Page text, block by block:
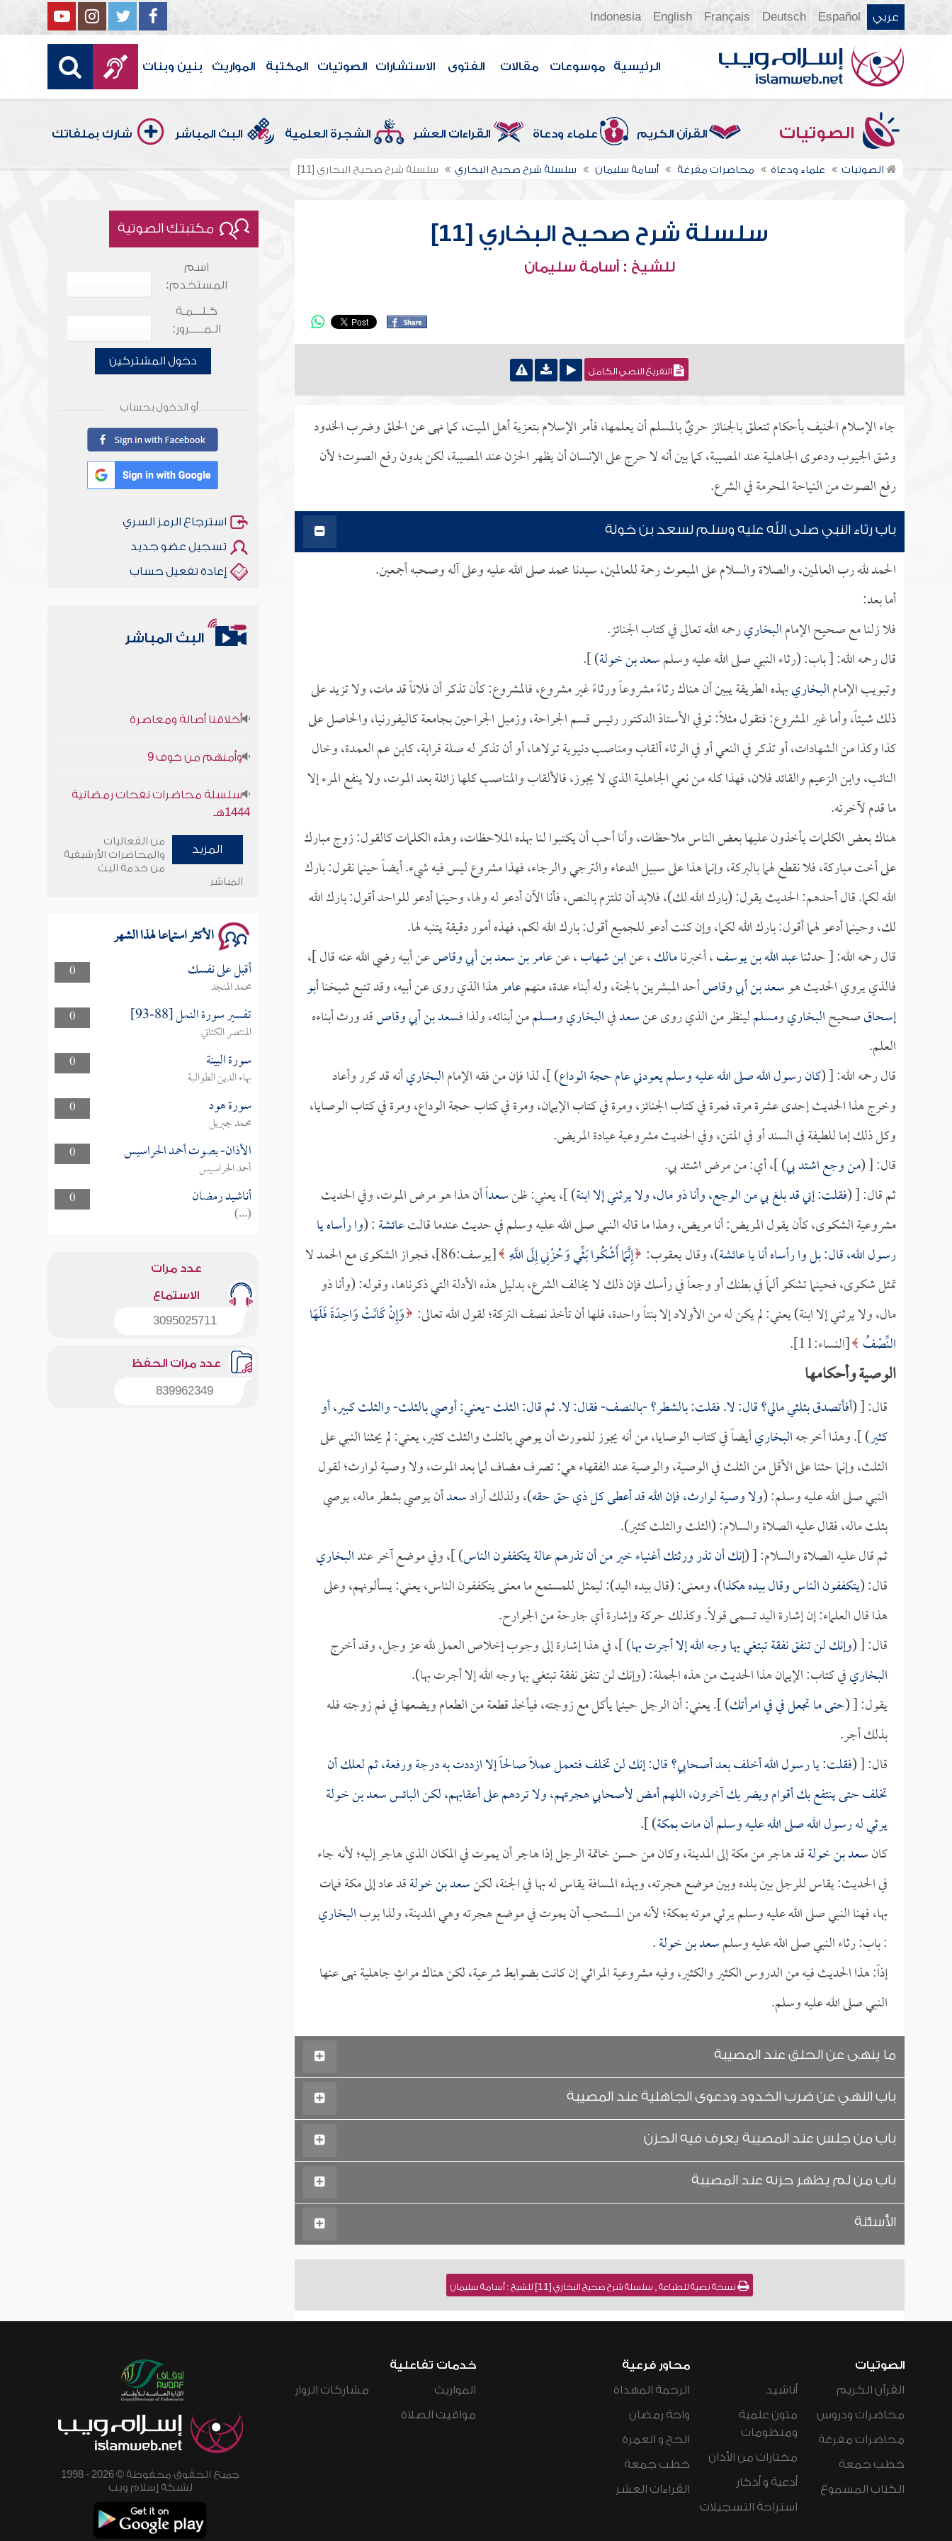
عربي Español
Deutsch
Français
English
Indonesia
الرئيسية موسوعات مقالات الفتوى الاستشارات الصوتيات المكتبة المواريث بنين وبنات
الصوتيات القرآن الكريم علماء ودعاة القراءات العشر الشجرة العلمية البث المباشر شارك بملفاتك
الصوتيات علماء ودعاة محاضرات مفرغة أسامة سليمان سلسلة شرح صحيح البخاري سلسلة شرح صحيح البخاري [11]
سلسلة شرح صحيح البخاري [11]
للشيخ : أسامة سليمان
التفريغ النصي الكامل
جاء الإسلام الحنيف بأحكام تتعلق بالجنائز حريٌ بالمسلم أن يعلمها، فأمر الإسلام بتعزية أهل الميت، كما نهى عن الحلق وضرب الخدود
وشق الجيوب ودعوى الجاهلية عند المصيبة، كما بين أنه لا حرج على الإنسان أن يظهر الحزن عند المصيبة، لكن بدون رفع الصوت؛ لأن
رفع الصوت من النياحة المحرمة في الشرع.
باب رثاء النبي صلى الله عليه وسلم لسعد بن خولة
الحمد لله رب العالمين، والصلاة والسلام على المبعوث رحمة للعالمين، سيدنا محمد صلى الله عليه وعلى آله وصحبه أجمعين.
أما بعد:
فلا زلنا مع صحيح الإمامالبخاريرحمه الله تعالى في كتاب الجنائز.
قال رحمه الله: [ باب: (رثاء النبي صلى الله عليه وسلمسعد بن خولة) ].
وتبويب الإمامالبخاريبهذه الطريقة يبين أن هناك رثاءً مشروعاً ورثاءً غير مشروع، فالمشروع: كأن تذكر أن فلاناً قد مات، ولا تزيد على
ذلك شيئاً، وأما غير المشروع: فتقول مثلاً: توفي الأستاذ الدكتور رئيس قسم الجراحة، وزميل الجراحين بجامعة كاليفورنيا، والحاصل على
كذا وكذا من الشهادات، أو تذكر في النعي أو في الرثاء ألقاب ومناصب دنيوية تولاها، أو أن تذكر له صلة قرابة، كابن عم العمدة، وخال
النائب، وابن الزعيم والقائد فلان، فهذا كله من نعي الجاهلية الذي لا يجوز، فالألقاب والمناصب كلها زائلة بعد الموت، ولا ينفع المرء إلا
ما قدم لآخرته.
هناك بعض الكلمات يأخذون عليها بعض الناس ملاحظات، وأنا أحب أن يكتبوا لنا بهذه الملاحظات، وهذه الكلمات كالقول: زوج مبارك
على أخت مباركة، فلا نقطع لهما بالبركة، وإنما هذا على سبيل الدعاء والترجي والرجاء، فهذا مشروع ليس فيه شيء. أيضاً حينما نقول: بارك
الله لكما. قال أحدهم: الحديث يقول: (بارك الله لك)، فلابد أن تلتزم بالنص، فأنا الآن أدعو له ولها، وحينما أدعو للواحد أقول: بارك الله
لك، وحينما أدعو لهما أقول: بارك الله لكما، وإن كنت أدعو للجميع أقول: بارك الله لكم، فهذه أمور دقيقة يتنبه لها.
قال رحمه الله: [ حدثناعبد الله بن يوسف، أخبرنامالك، عنابن شهاب، عنعامر بن سعد بن أبي وقاصعن أبيه رضي الله عنه قال ]،
فالذي يروي الحديث هوسعد بن أبي وقاصأحد المبشرين بالجنة، وله أبناء عدة، منهمعامرهذا الذي روى عن أبيه، وقد تتبع شيخناأبو
إسحاقصحيحالبخاريومسلملينظر من الذي روى عنسعدفيالبخاريومسلممن أبنائه، ولذا فـسعد بن أبي وقاصقد ورث أبناءه
العلم.
قال رحمه الله: [ (كان رسول الله صلى الله عليه وسلم يعودني عام حجة الوداع) ]، لذا فإن من فقه الإمامالبخاريأنه قد كرر وأعاد
وخرج هذا الحديث إحدى عشرة مرة، فمرة في كتاب الجنائز، ومرة في كتاب الإيمان، ومرة في كتاب حجة الوداع، ومرة في كتاب الوصايا،
وكل ذلك إما للطيفة في السند أو في المتن، وفي الحديث مشروعية عيادة المريض.
قال: [ (من وجع اشتد بي) ]، أي: من مرض اشتد بي.
ثم قال: [ (فقلت: إني قد بلغ بي من الوجع، وأنا ذو مال، ولا يرثني إلا ابنة) ]، يعني: ظنسعداًأن هذا هو مرض الموت، وفي الحديث
مشروعية الشكوى، كأن يقول المريض: أنا مريض، وهذا ما قاله النبي صلى الله عليه وسلم في حديث عندما قالتعائشة: (وا رأساه يا
رسول الله، قال: بل وا رأساه أنا ياعائشة)، وقال يعقوب: إِنَّمَا أَشْكُوا بَثِّي وَحُزْنِي إِلَى اللَّهِ
[يوسف:86]، فجواز الشكوى مع الحمد لا
تمثل شكوى، فحينما تشكو ألماً في بطنك أو وجعاً في رأسك فإن ذلك لا يخالف الشرع، بدليل هذه الأدلة التي ذكرناها، وقوله: (وأنا ذو
مال، ولا يرثني إلا ابنة) يعني: لم يكن له من الأولاد إلا بنتاً واحدة، فلها أن تأخذ نصف التركة؛ لقول الله تعالى: وَإِنْ كَانَتْ وَاحِدَةً فَلَهَا
النِّصْفُ [النساء:11].
الوصية وأحكامها
قال: [ (أفأتصدق بثلثي مالي؟ قال: لا. فقلت: بالشطر؟ -بالنصف- فقال: لا. ثم قال: الثلث -يعني: أوصي بالثلث- والثلث كبير، أو
كثير) ]. وهذا أخرجهالبخاريأيضاً في كتاب الوصايا، من أنه يجوز للمورث أن يوصي بالثلث والثلث كثير، يعني: لم يحثنا النبي على
الثلث، وإنما حثنا على الأقل من الثلث في الوصية، والوصية عند الفقهاء هي: تصرف مضاف لما بعد الموت، ولا وصية لوارث؛ لقول
النبي صلى الله عليه وسلم: (ولا وصية لوارث، فإن الله قد أعطى كل ذي حق حقه)، ولذلك أرادسعدأن يوصي بشطر ماله، يوصي
بثلث ماله، فقال عليه الصلاة والسلام: (الثلث والثلث كثير).
ثم قال عليه الصلاة والسلام: [ (إنك أن تذر ورثتك أغنياء خير من أن تذرهم عالة يتكففون الناس) ]، وفي موضع آخر عندالبخاري
قال: (يتكففون الناس وقال بيده هكذا)، ومعنى: (قال بيده اليد): ليمثل للمستمع ما معنى يتكففون الناس، يعني: يسألونهم، وعلى
هذا قال العلماء: إن إشارة اليد تسمى قولاً. وكذلك حركة وإشارة أي جارحة من الجوارح.
قال: [ (وإنك لن تنفق نفقة تبتغي بها وجه الله إلا أجرت بها) ]، في هذا إشارة إلى وجوب إخلاص العمل لله عز وجل، وقد أخرج
البخاريفي كتاب: الإيمان هذا الحديث من هذه الجملة: (وإنك لن تنفق نفقة تبتغي بها وجه الله إلا أجرت بها).
يقول: [ (حتى ما تجعل في في امرأتك) ]. يعني: أن الرجل حينما يأكل مع زوجته، فيأخذ قطعة من الطعام ويضعها في فم زوجته فله
بذلك أجر.
قال: [ (فقلت: يا رسول الله أخلف بعد أصحابي؟ قال: إنك لن تخلف فتعمل عملاً صالحاً إلا ازددت به درجة ورفعة، ثم لعلك أن
تخلف حتى ينتفع بك أقوام ويضر بك آخرون، اللهم أمض لأصحابي هجرتهم، ولا تردهم على أعقابهم، لكن البائسسعد بن خولة
يرثي له رسول الله صلى الله عليه وسلم أن مات بمكة) ].
كانسعد بن خولةقد هاجر من مكة إلى المدينة، وكان من حسن خاتمة الرجل إذا هاجر أن يموت في المكان الذي هاجر إليه؛ لأنه جاء
في الحديث: يقاس للرجل بين بلده وبين موضع هجرته، وبهذه المسافة يقاس له بها في الجنة، لكنسعد بن خولةقد عاد إلى مكة فمات
بها، فهنا النبي صلى الله عليه وسلم يرثي موته بمكة؛ لأنه من المستحب أن يموت في موضع هجرته وهي المدينة، ولذا بوبالبخاري
: باب: رثاء النبي صلى الله عليه وسلمسعد بن خولة.
إذاً: هذا الحديث فيه من الدروس الكثير والكثير، وفيه مشروعية المراثي إن كانت بضوابط شرعية، لكن هناك مراثٍ جاهلية نهى عنها
النبي صلى الله عليه وسلم.
ما ينهى عن الحلق عند المصيبة
باب النهي عن ضرب الخدود ودعوى الجاهلية عند المصيبة
باب من جلس عند المصيبة يعرف فيه الحزن
باب من لم يظهر حزنه عند المصيبة
الأسئلة
نسخة نصية للطباعة , سلسلة شرح صحيح البخاري [11] للشيخ : أسامة سليمان
مكتبتك الصوتية
اسم
المستخدم:
كـلـــمـة
الـمـــــرور:
دخول المشتركين
أو الدخول بحساب
استرجاع الرمز السري
تسجيل عضو جديد
إعادة تفعيل حساب
البث المباشر
1444هـ
أخلاقنا أصالة ومعاصرة
وأمنهم من خوف 9
1444هـ
المزيد
من الفعاليات
والمحاضرات الأرشيفية
من خدمة البث
المباشر
الأكثر استماعا لهذا الشهر
0 أقبل على نفسك
محمد المنجد
0
تفسير سورة النمل [88-93]
المنتصر الكتاني
0
سورة البينة
بهاء الدين الطوالبة
0
سورة هود
محمد جبريل
0
الأذان- بصوت أحمد الحراسيس
أحمد الحراسيس
0
أناشيد رمضان
(...)
عدد مرات
الاستماع
3095025711
عدد مرات الحفظ
839962349
الصوتيات
القرآن الكريم
محاضرات ودروس
محاضرات مفرغة
خطب جمعة
الكتاب المسموع
أناشيد
متون علمية
ومنظومات
مختارات من الأذان
أدعية و أذكار
استراحة التسجيلات
محاور فرعية
الرحمة المهداة
واحة رمضان
الحج و العمرة
خطب جمعة
القراءات العشر
خدمات تفاعلية
المواريث
مواقيت الصلاة
مشاركات الزوار
جميع الحقوق محفوظة © 2026 - 1998
لشبكة إسلام ويب